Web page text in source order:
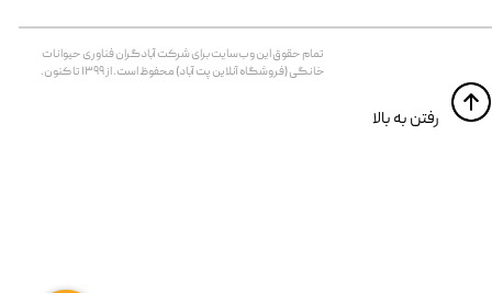
تمام حقوق اين وب‌سايت برای شرکت آبادگران فناوری حیوانات
خانگی (فروشگاه آنلاین پت آباد) محفوظ است. از ۱۳۹۹ تا کنون.
​​رفتن به بالا